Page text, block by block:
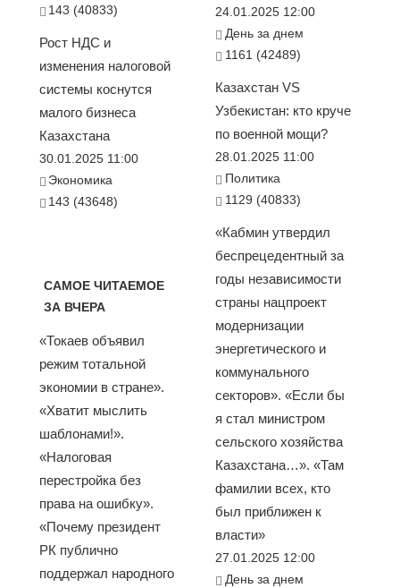
143 (40833)
Рост НДС и
изменения налоговой
системы коснутся
малого бизнеса
Казахстана
30.01.2025 11:00
Экономика
143 (43648)
САМОЕ ЧИТАЕМОЕ
ЗА ВЧЕРА
«Токаев объявил
режим тотальной
экономии в стране».
«Хватит мыслить
шаблонами!».
«Налоговая
перестройка без
права на ошибку».
«Почему президент
РК публично
поддержал народного
24.01.2025 12:00
День за днем
1161 (42489)
Казахстан VS
Узбекистан: кто круче
по военной мощи?
28.01.2025 11:00
Политика
1129 (40833)
«Кабмин утвердил
беспрецедентный за
годы независимости
страны нацпроект
модернизации
энергетического и
коммунального
секторов». «Если бы
я стал министром
сельского хозяйства
Казахстана…». «Там
фамилии всех, кто
был приближен к
власти»
27.01.2025 12:00
День за днем